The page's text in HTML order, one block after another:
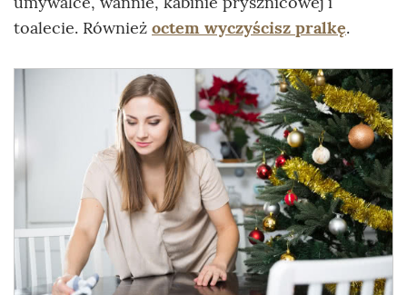
toalecie. Również octem wyczyścisz pralkę.